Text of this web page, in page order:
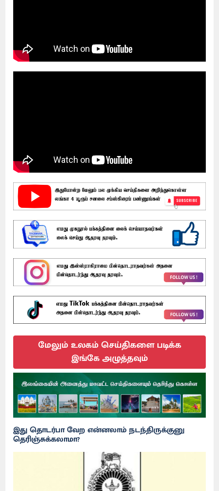
மேலும் உலகம் செய்திகளை படிக்க
இங்கே அழுத்தவும்
இது தொடர்பா வேற என்னலாம் நடந்திருக்குனு
தெரிஞ்சுக்கலாமா?